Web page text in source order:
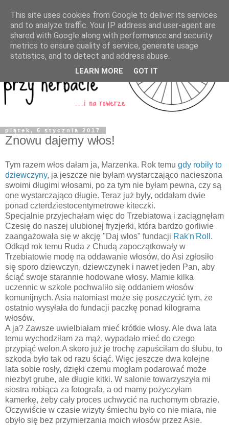
piątek, 6 stycznia 2017
Znowu dajemy włos!
Tym razem włos dałam ja, Marzenka. Rok temu gdy robiły to
dziewczyny, ja jeszcze nie byłam wystarczająco nacieszona
swoimi długimi włosami, po za tym nie byłam pewna, czy są
one wystarczająco długie. Teraz już były, oddałam dwie
ponad czterdziestocentymetrowe kiteczki.
Specjalnie przyjechałam więc do Trzebiatowa i zaciągnęłam
Czesię do naszej ulubionej fryzjerki, która bardzo gorliwie
zaangażowała się w akcję "Daj włos" fundacji Rak'n'Roll .
Odkąd rok temu Ruda z Chudą zapoczątkowały w
Trzebiatowie modę na oddawanie włosów, do Asi zgłosiło
się sporo dziewczyn, dziewczynek i nawet jeden Pan, aby
ściąć swoje starannie hodowane włosy. Mamie kilka
uczennic w szkole pochwaliło się oddaniem włosów
komunijnych. Asia natomiast może się poszczycić tym, że
ostatnio wysyłała do fundacji paczkę ponad kilograma
włosów.
A ja? Zawsze uwielbiałam mieć krótkie włosy. Ale dwa lata
temu wychodziłam za mąż, wypadało mieć do czego
przypiąć welon.A skoro już je trochę zapuściłam do ślubu, to
szkoda było tak od razu ściąć. Więc jeszcze dwa kolejne
lata sobie rosły, dzięki czemu mogłam podarować może
niezbyt grube, ale długie kitki. W salonie towarzyszyła mi
siostra robiąca za fotografa, a od mamy pożyczyłam
kamerkę, żeby cały proces uchwycić na ruchomym obrazie.
Oczywiście w czasie wizyty śmiechu było co nie miara, nie
obyło się bez przymierzania moich włosów przez Asie.
This site uses cookies from Google to deliver its services
and to analyze traffic. Your IP address and user-agent are
shared with Google along with performance and security
metrics to ensure quality of service, generate usage
statistics, and to detect and address abuse.
LEARN MORE GOT IT